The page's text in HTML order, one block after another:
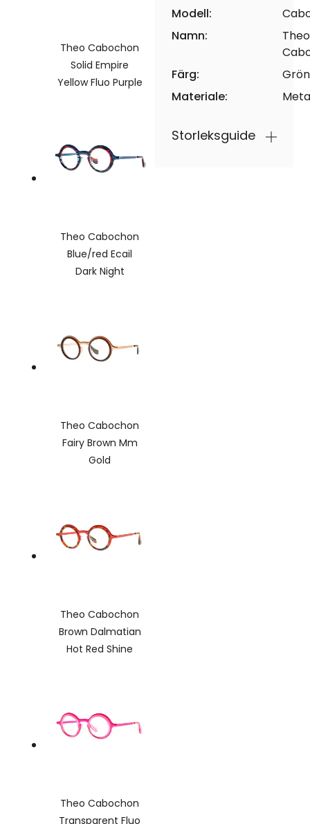
Theo Cabochon
Solid Empire
Yellow Fluo Purple
Theo Cabochon
Blue/red Ecail
Dark Night
Theo Cabochon
Fairy Brown Mm
Gold
Theo Cabochon
Brown Dalmatian
Hot Red Shine
Theo Cabochon
Transparent Fluo
Modell:
Namn:
Theo
Färg:
Grön
Materiale:
Storleksguide